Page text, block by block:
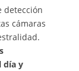
detección
cámaras
día y